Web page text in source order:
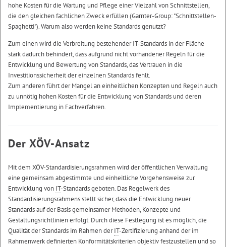
hohe Kosten für die Wartung und Pflege einer Vielzahl von Schnittstellen,
die den gleichen fachlichen Zweck erfüllen (Garnter-Group: "Schnittstellen-
Spaghetti"). Warum also werden keine Standards genutzt?
Zum einen wird die Verbreitung bestehender IT-Standards in der Fläche
stark dadurch behindert, dass aufgrund nicht vorhandener Regeln für die
Entwicklung und Bewertung von Standards, das Vertrauen in die
Investitionssicherheit der einzelnen Standards fehlt.
Zum anderen führt der Mangel an einheitlichen Konzepten und Regeln auch
zu unnötig hohen Kosten für die Entwicklung von Standards und deren
Implementierung in Fachverfahren.
Der XÖV-Ansatz
Mit dem XÖV-Standardisierungsrahmen wird der öffentlichen Verwaltung
eine gemeinsam abgestimmte und einheitliche Vorgehensweise zur
Entwicklung von IT-Standards geboten. Das Regelwerk des
Standardisierungsrahmens stellt sicher, dass die Entwicklung neuer
Standards auf der Basis gemeinsamer Methoden, Konzepte und
Gestaltungsrichtlinien erfolgt. Durch diese Festlegung ist es möglich, die
Qualität der Standards im Rahmen derIT-Zertifizierung anhand der im
Rahmenwerk definierten Konformitätskriterien objektiv festzustellen und so